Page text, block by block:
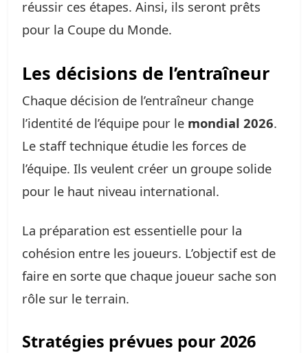
réussir ces étapes. Ainsi, ils seront prêts
pour la Coupe du Monde.
Les décisions de l’entraîneur
Chaque décision de l’entraîneur change
l’identité de l’équipe pour le mondial 2026.
Le staff technique étudie les forces de
l’équipe. Ils veulent créer un groupe solide
pour le haut niveau international.
La préparation est essentielle pour la
cohésion entre les joueurs. L’objectif est de
faire en sorte que chaque joueur sache son
rôle sur le terrain.
Stratégies prévues pour 2026